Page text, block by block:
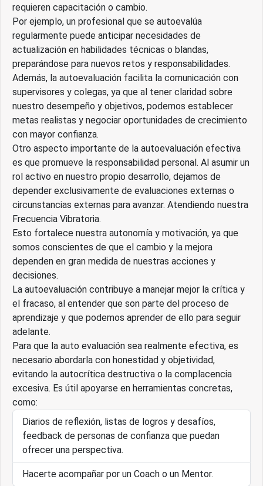
requieren capacitación o cambio.
Por ejemplo, un profesional que se autoevalúa
regularmente puede anticipar necesidades de
actualización en habilidades técnicas o blandas,
preparándose para nuevos retos y responsabilidades.
Además, la autoevaluación facilita la comunicación con
supervisores y colegas, ya que al tener claridad sobre
nuestro desempeño y objetivos, podemos establecer
metas realistas y negociar oportunidades de crecimiento
con mayor confianza.
Otro aspecto importante de la autoevaluación efectiva
es que promueve la responsabilidad personal. Al asumir un
rol activo en nuestro propio desarrollo, dejamos de
depender exclusivamente de evaluaciones externas o
circunstancias externas para avanzar. Atendiendo nuestra
Frecuencia Vibratoria.
Esto fortalece nuestra autonomía y motivación, ya que
somos conscientes de que el cambio y la mejora
dependen en gran medida de nuestras acciones y
decisiones.
La autoevaluación contribuye a manejar mejor la crítica y
el fracaso, al entender que son parte del proceso de
aprendizaje y que podemos aprender de ello para seguir
adelante.
Para que la auto evaluación sea realmente efectiva, es
necesario abordarla con honestidad y objetividad,
evitando la autocrítica destructiva o la complacencia
excesiva. Es útil apoyarse en herramientas concretas,
como:
Diarios de reflexión, listas de logros y desafíos,
feedback de personas de confianza que puedan
ofrecer una perspectiva.
Hacerte acompañar por un Coach o un Mentor.